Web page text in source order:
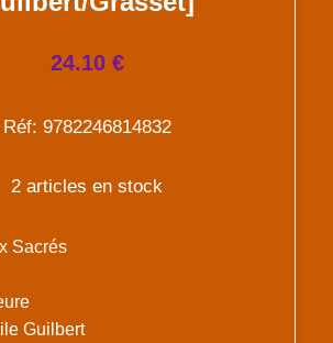
24.10 €
Réf: 9782246814832
2 articles en stock
Sacrés
Guilbert